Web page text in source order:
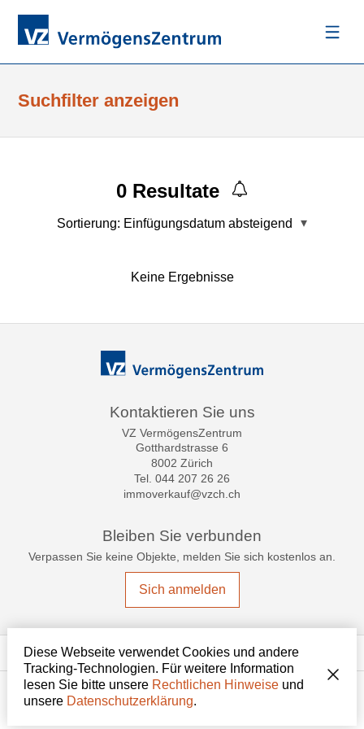
Suchfilter anzeigen
0 Resultate
Sortierung: Einfügungsdatum absteigend
Keine Ergebnisse
Kontaktieren Sie uns
VZ VermögensZentrum
Gotthardstrasse 6
8002 Zürich
Tel.
044 207 26 26
immoverkauf@vzch.ch
Bleiben Sie verbunden
Verpassen Sie keine Objekte, melden Sie sich kostenlos an.
Sich anmelden
Software Immomig
2004-2026, IMMOMIG AG | Alle Rechte vorbehalten |
Unsere Inserate aufdreamo.ch
Diese Webseite verwendet Cookies und andere
Tracking-Technologien. Für weitere Information
lesen Sie bitte unsere Rechtlichen Hinweiseund
unsere Datenschutzerklärung.